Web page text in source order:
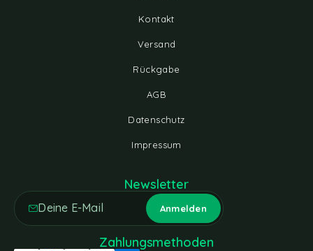
Kontakt
Versand
Rückgabe
AGB
Datenschutz
Impressum
Newsletter
Zahlungsmethoden